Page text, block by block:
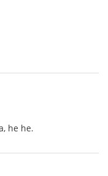
he he.